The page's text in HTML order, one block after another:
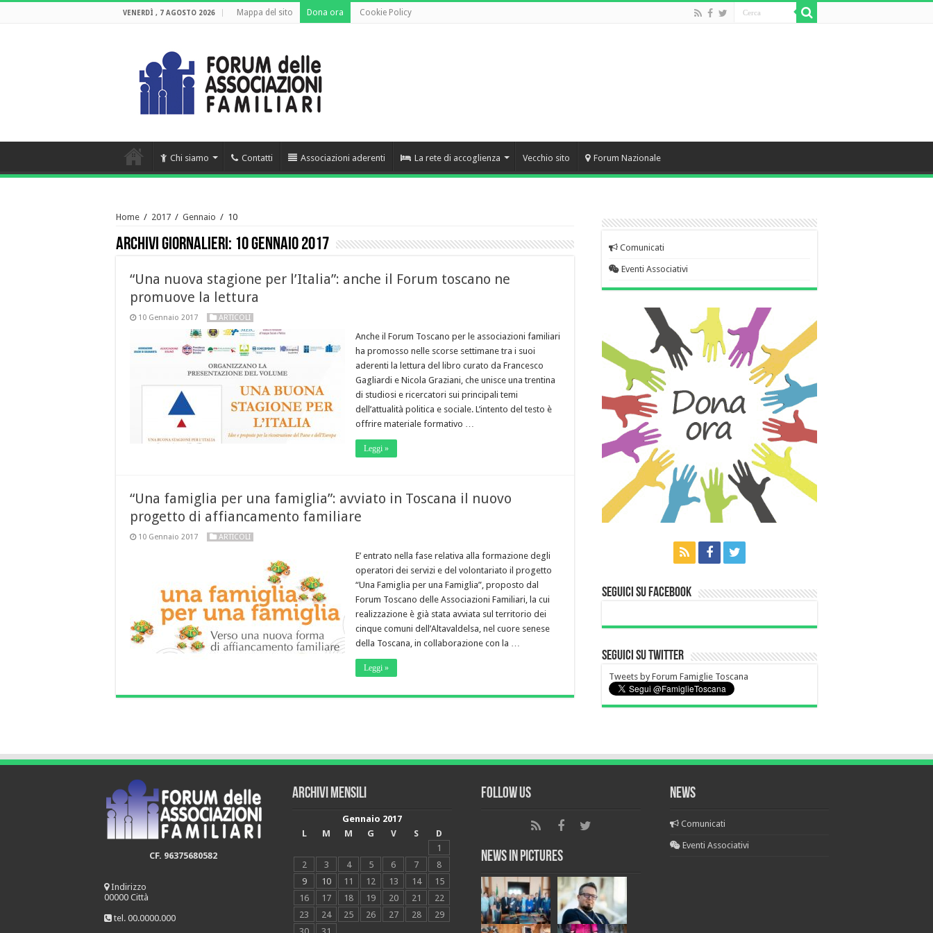
VENERDÌ , 7 AGOSTO 2026 Mappa del sito Dona ora Cookie Policy
Chi siamo Contatti Associazioni aderenti La rete di accoglienza Vecchio sito Forum Nazionale
Home / 2017 / Gennaio / 10
Archivi giornalieri: 10 Gennaio 2017
“Una nuova stagione per l’Italia”: anche il Forum toscano ne
promuove la lettura
10 Gennaio 2017 ARTICOLI
Anche il Forum Toscano per le associazioni familiari
ha promosso nelle scorse settimane tra i suoi
aderenti la lettura del libro curato da Francesco
Gagliardi e Nicola Graziani, che unisce una trentina
di studiosi e ricercatori sui principali temi
dell’attualità politica e sociale. L’intento del testo è
offrire materiale formativo …
Leggi »
“Una famiglia per una famiglia”: avviato in Toscana il nuovo
progetto di affiancamento familiare
10 Gennaio 2017 ARTICOLI
E’ entrato nella fase relativa alla formazione degli
operatori dei servizi e del volontariato il progetto
“Una Famiglia per una Famiglia”, proposto dal
Forum Toscano delle Associazioni Familiari, la cui
realizzazione è già stata avviata sul territorio dei
cinque comuni dell’Altavaldelsa, nel cuore senese
della Toscana, in collaborazione con la …
Leggi »
Comunicati
Eventi Associativi
Seguici su Facebook
Seguici su Twitter
Tweets by Forum Famiglie Toscana
CF. 96375680582
Indirizzo
00000 Città
tel. 00.0000.000
Archivi mensili
Gennaio 2017
L
M M G V S
D
1
2
3 4 5 6 7
8
9
10 11 12 13 14
15
16
17 18 19 20 21
22
23
24 25 26 27 28
29
Follow Us
News in Pictures
NEWS
Comunicati
Eventi Associativi